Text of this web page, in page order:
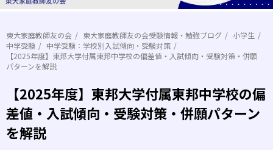
東大家庭教師友の会 東大家庭教師友の会受験情報・勉強ブログ
小学生
中学受験
中学受験：学校別入試傾向・受験対策
【2025年度】東邦大学付属東邦中学校の偏差値・入試傾向・受験対策・併願
パターンを解説
【2025年度】東邦大学付属東邦中学校の偏
差値・入試傾向・受験対策・併願パターン
を解説